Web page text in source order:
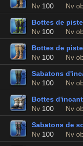
Nv 100 Nv
Bottes de
Nv 100 Nv
Bottes de
Nv 100 Nv
Sabatons
Nv 100 Nv
Bottes
Nv 100 Nv
Sabatons de
Nv 100 Nv